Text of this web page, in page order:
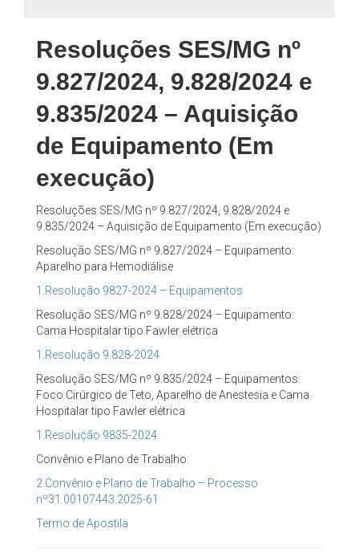
Resoluções SES/MG nº
9.827/2024, 9.828/2024 e
9.835/2024 – Aquisição
de Equipamento (Em
execução)
Resoluções SES/MG nº 9.827/2024, 9.828/2024 e
9.835/2024 – Aquisição de Equipamento (Em execução)
Resolução SES/MG nº 9.827/2024 – Equipamento:
Aparelho para Hemodiálise
1.Resolução 9827-2024 – Equipamentos
Resolução SES/MG nº 9.828/2024 – Equipamento:
Cama Hospitalar tipo Fawler elétrica
1.Resolução 9.828-2024
Resolução SES/MG nº 9.835/2024 – Equipamentos:
Foco Cirúrgico de Teto, Aparelho de Anestesia e Cama
Hospitalar tipo Fawler elétrica
1.Resolução 9835-2024
Convênio e Plano de Trabalho:
2.Convênio e Plano de Trabalho – Processo
nº31.00107443.2025-61
Termo de Apostila